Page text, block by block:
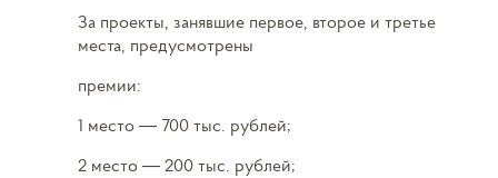
За проекты, занявшие первое, второе и третье
места, предусмотрены
премии:
1 место — 700 тыс. рублей;
2 место — 200 тыс. рублей;